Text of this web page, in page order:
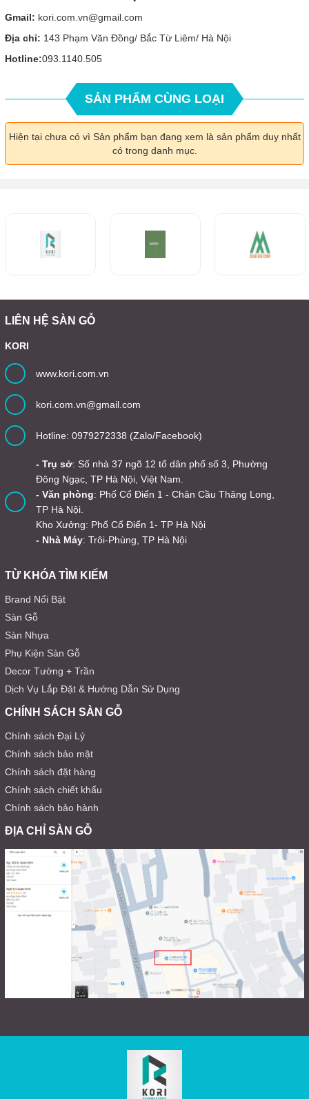
Gmail: kori.com.vn@gmail.com
Địa chỉ: 143 Phạm Văn Đồng/ Bắc Từ Liêm/ Hà Nội
Hotline:093.1140.505
SẢN PHẨM CÙNG LOẠI
Hiện tại chưa có vì Sản phẩm bạn đang xem là sản phẩm duy nhất
có trong danh mục.
LIÊN HỆ SÀN GỖ
KORI
www.kori.com.vn
kori.com.vn@gmail.com
Hotline: 0979272338 (Zalo/Facebook)
- Trụ sở: Số nhà 37 ngõ 12 tổ dân phố số 3, Phường
Đông Ngạc, TP Hà Nội, Việt Nam.
- Văn phòng: Phố Cổ Điển 1 - Chân Cầu Thăng Long,
TP Hà Nội.
Kho Xưởng: Phố Cổ Điển 1- TP Hà Nội
- Nhà Máy: Trôi-Phùng, TP Hà Nội
TỪ KHÓA TÌM KIẾM
Brand Nổi Bật
Sàn Gỗ
Sàn Nhựa
Phụ Kiện Sàn Gỗ
Decor Tường + Trần
Dịch Vụ Lắp Đặt & Hướng Dẫn Sử Dụng
CHÍNH SÁCH SÀN GỖ
Chính sách Đại Lý
Chính sách bảo mật
Chính sách đặt hàng
Chính sách chiết khấu
Chính sách bảo hành
ĐỊA CHỈ SÀN GỖ